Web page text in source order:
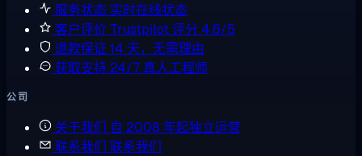
服务状态 实时在线状态
客户评价 Trustpilot 评分 4.6/5
退款保证 14 天，无需理由
获取支持 24/7 真人工程师
公司
关于我们 自 2008 年起独立运营
联系我们 联系我们